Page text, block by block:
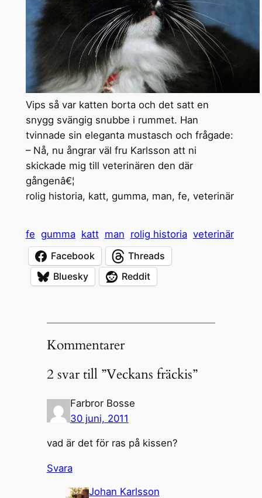
Vips så var katten borta och det satt en
snygg svängig snubbe i rummet. Han
tvinnade sin eleganta mustasch och frågade:
– Nå, nu ångrar väl fru Karlsson att ni
skickade mig till veterinären den där
gångenâ€¦
rolig historia, katt, gumma, man, fe, veterinär
fe gumma katt man rolig historia veterinär
Facebook
Threads
Bluesky
Reddit
Kommentarer
2 svar till ”Veckans fräckis”
Farbror Bosse
30 juni, 2011
vad är det för ras på kissen?
Svara
Johan Karlsson